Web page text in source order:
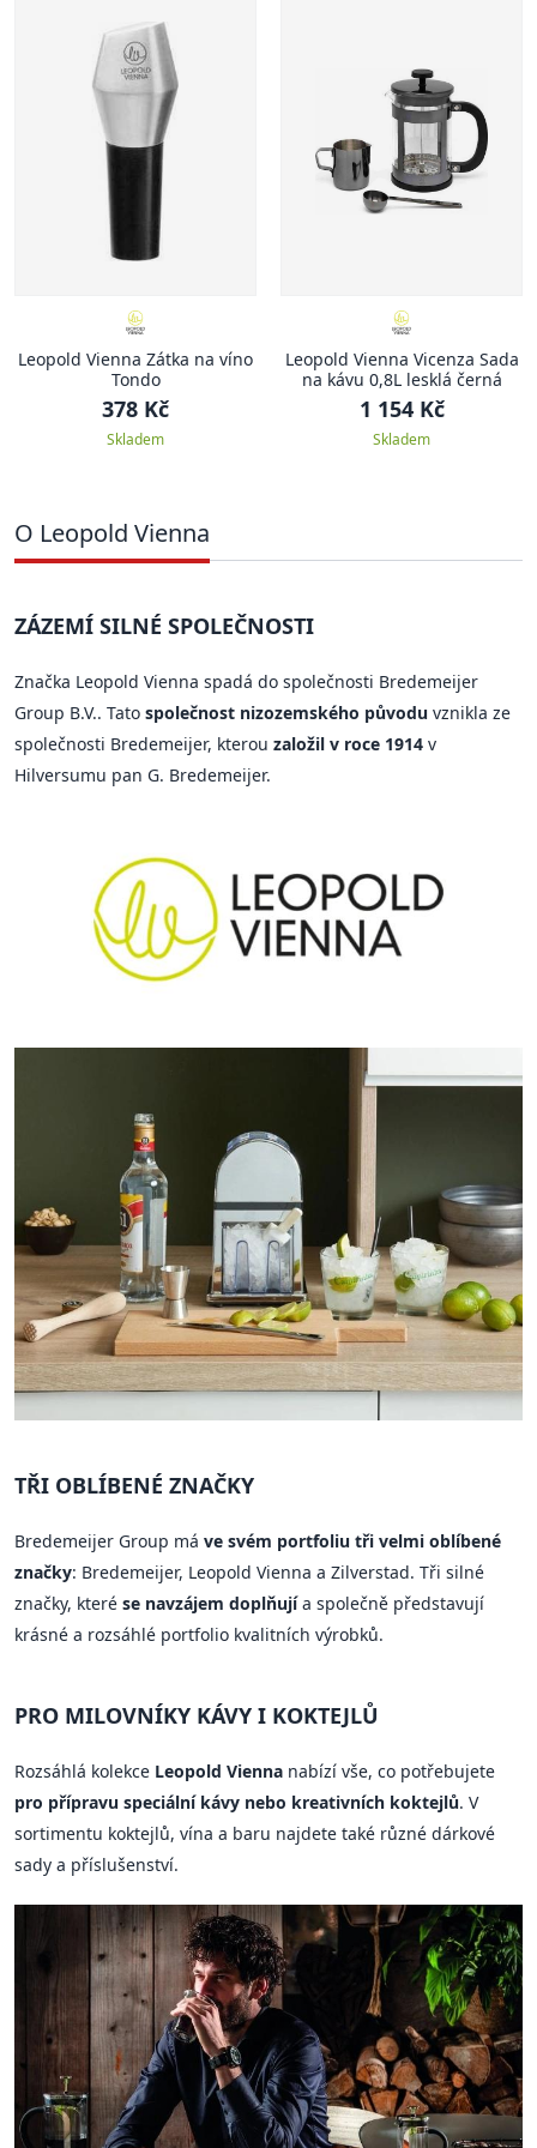
Leopold Vienna Zátka na víno
Tondo
378 Kč
Skladem
Leopold Vienna Vicenza Sada
na kávu 0,8L lesklá černá
1 154 Kč
Skladem
O Leopold Vienna
ZÁZEMÍ SILNÉ SPOLEČNOSTI
Značka Leopold Vienna spadá do společnosti Bredemeijer
Group B.V.. Tato společnost nizozemského původu vznikla ze
společnosti Bredemeijer, kterou založil v roce 1914 v
Hilversumu pan G. Bredemeijer.
TŘI OBLÍBENÉ ZNAČKY
Bredemeijer Group má ve svém portfoliu tři velmi oblíbené
značky: Bredemeijer, Leopold Vienna a Zilverstad. Tři silné
značky, které se navzájem doplňujía společně představují
krásné a rozsáhlé portfolio kvalitních výrobků.
PRO MILOVNÍKY KÁVY I KOKTEJLŮ
Rozsáhlá kolekce Leopold Vienna nabízí vše, co potřebujete
pro přípravu speciální kávy nebo kreativních koktejlů. V
sortimentu koktejlů, vína a baru najdete také různé dárkové
sady a příslušenství.